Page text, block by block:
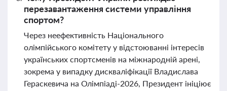
перезавантаження системи управління
спортом?
Через неефективність Національного
олімпійського комітету у відстоюванні інтересів
українських спортсменів на міжнародній арені,
зокрема у випадку дискваліфікації Владислава
Гераскевича на Олімпіаді-2026, Президент ініціює